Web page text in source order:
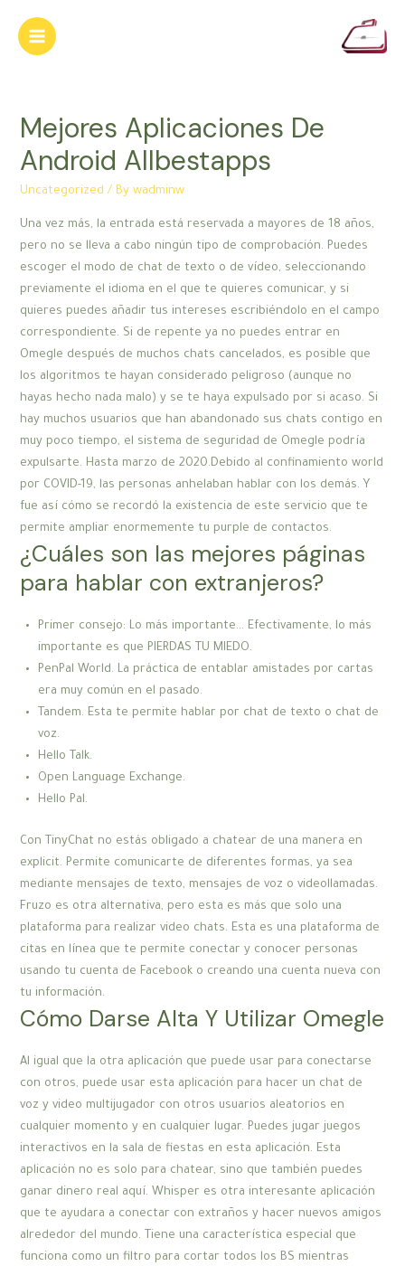
content
Main
Mejores Aplicaciones De
Android Allbestapps
Uncategorized / Bywadminw
Una vez más, la entrada está reservada a mayores de 18 años,
pero no se lleva a cabo ningún tipo de comprobación. Puedes
escoger el modo de chat de texto o de vídeo, seleccionando
previamente el idioma en el que te quieres comunicar, y si
quieres puedes añadir tus intereses escribiéndolo en el campo
correspondiente. Si de repente ya no puedes entrar en
Omegle después de muchos chats cancelados, es posible que
los algoritmos te hayan considerado peligroso (aunque no
hayas hecho nada malo) y se te haya expulsado por si acaso. Si
hay muchos usuarios que han abandonado sus chats contigo en
muy poco tiempo, el sistema de seguridad de Omegle podría
expulsarte. Hasta marzo de 2020.Debido al confinamiento world
por COVID-19, las personas anhelaban hablar con los demás. Y
fue así cómo se recordó la existencia de este servicio que te
permite ampliar enormemente tu purple de contactos.
¿Cuáles son las mejores páginas
para hablar con extranjeros?
Primer consejo: Lo más importante… Efectivamente, lo más
importante es que PIERDAS TU MIEDO.
PenPal World. La práctica de entablar amistades por cartas
era muy común en el pasado.
Tandem. Esta te permite hablar por chat de texto o chat de
voz.
Hello Talk.
Open Language Exchange.
Hello Pal.
Con TinyChat no estás obligado a chatear de una manera en
explicit. Permite comunicarte de diferentes formas, ya sea
mediante mensajes de texto, mensajes de voz o videollamadas.
Fruzo es otra alternativa, pero esta es más que solo una
plataforma para realizar video chats. Esta es una plataforma de
citas en línea que te permite conectar y conocer personas
usando tu cuenta de Facebook o creando una cuenta nueva con
tu información.
Cómo Darse Alta Y Utilizar Omegle
Al igual que la otra aplicación que puede usar para conectarse
con otros, puede usar esta aplicación para hacer un chat de
voz y video multijugador con otros usuarios aleatorios en
cualquier momento y en cualquier lugar. Puedes jugar juegos
interactivos en la sala de fiestas en esta aplicación. Esta
aplicación no es solo para chatear, sino que también puedes
ganar dinero real aquí. Whisper es otra interesante aplicación
que te ayudara a conectar con extraños y hacer nuevos amigos
alrededor del mundo. Tiene una característica especial que
funciona como un filtro para cortar todos los BS mientras